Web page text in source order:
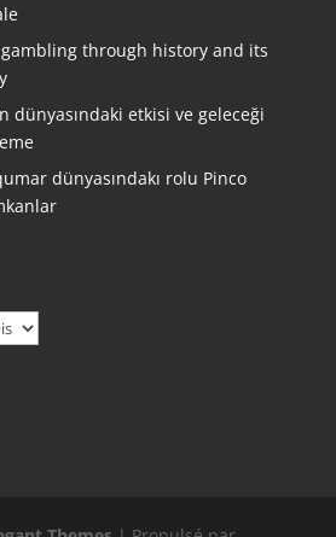
through history and its
dünyasındaki etkisi ve geleceği
dünyasındakı rolu Pinco